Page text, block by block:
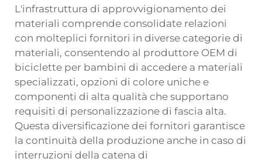
L'infrastruttura di approvvigionamento dei
materiali comprende consolidate relazioni
con molteplici fornitori in diverse categorie di
materiali, consentendo al produttore OEM di
biciclette per bambini di accedere a materiali
specializzati, opzioni di colore uniche e
componenti di alta qualità che supportano
requisiti di personalizzazione di fascia alta.
Questa diversificazione dei fornitori garantisce
la continuità della produzione anche in caso di
interruzioni della catena di